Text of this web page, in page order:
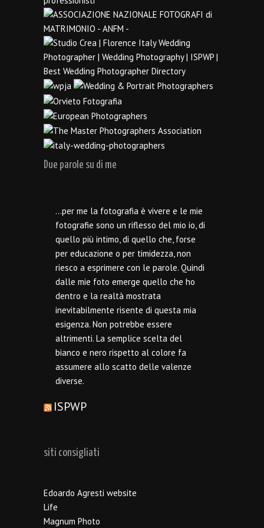
Due parole su di me
…per me la fotografia è vivere e le mie
fotografie sono un riflesso del mio io, di
quello più intimo, di quello che, forse
per educazione o per timidezza, non
riesco a esprimere con le parole. Quindi
dalle mie foto emerge quello che ho
dentro e la realtà mostrata
inevitabilmente risente di questa mia
esigenza. Non potrebbe essere
altrimenti. La semplice scelta del
bianco e nero rispetto al colore fa
assumere allo scatto delle valenze
diverse.
ISPWP
siti consigliati
Edoardo Agresti website
Life
Magnum Photo